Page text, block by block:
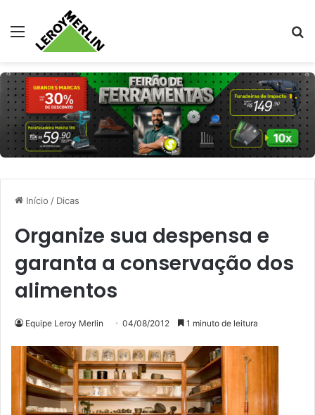
Menu
Início / Dicas
Organize sua despensa e
garanta a conservação dos
alimentos
Equipe Leroy Merlin 04/08/2012 1 minuto de leitura